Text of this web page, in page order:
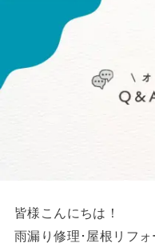
皆様こんにちは！
雨漏り修理･屋根リフ